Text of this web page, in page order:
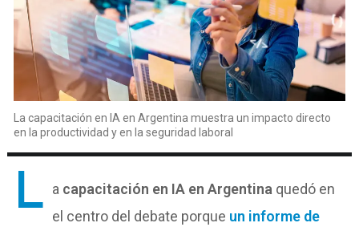
La capacitación en IA en Argentina muestra un impacto directo
en la productividad y en la seguridad laboral
L a capacitación en IA en Argentina quedó en
el centro del debate porque un informe de